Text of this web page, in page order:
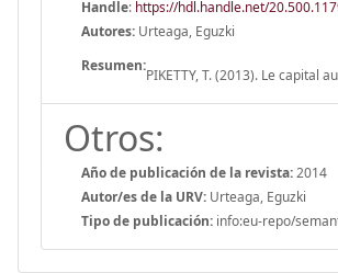
Handle: https://hdl.handle.net/
Autores: Urteaga, Eguzki
Resumen:
PIKETTY, T. (2013). Le capital
Otros:
Año de publicación de la revista:2014
Autor/es de la URV: Urteaga, Eguzki
Tipo de publicación: info:eu-repo/